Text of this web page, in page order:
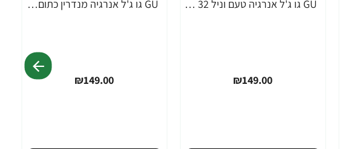
GU גו ג'ל אנרגיה טעם וניל 32 גרם - 24 יחידות
₪149.00
GU גו ג'ל אנרגיה מנדרין כתום 32 גרם - 24 יחידות
₪149.00